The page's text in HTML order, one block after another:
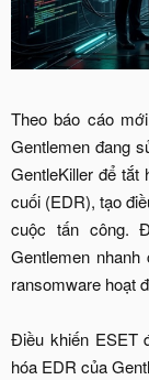
Theo báo cáo
Gentlemen đang
GentleKiller để tắt
cuối (EDR), tạo
cuộc tấn công.
Gentlemen
ransomware hoạt
Điều khiến ESET
hóa EDR của